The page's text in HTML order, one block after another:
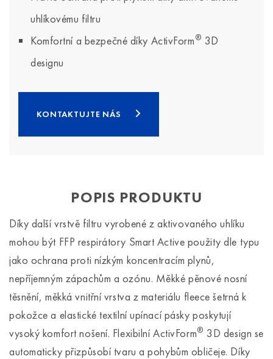
uhlíkovému filtru
Komfortní a bezpečné díky ActivForm® 3D
designu
KONTAKTUJTE NÁS
POPIS PRODUKTU
Díky další vrstvě filtru vyrobené z aktivovaného uhlíku
mohou být FFP respirátory Smart Active použity dle typu
jako ochrana proti nízkým koncentracím plynů,
nepříjemným zápachům a ozónu. Měkké pěnové nosní
těsnění, měkká vnitřní vrstva z materiálu fleece šetrná k
pokožce a elastické textilní upínací pásky poskytují
vysoký komfort nošení. Flexibilní ActivForm® 3D design se
automaticky přizpůsobí tvaru a pohybům obličeje. Díky